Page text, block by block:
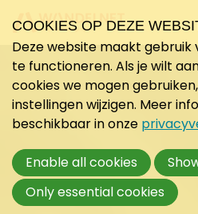
COOKIES OP DEZE
Deze website maakt gebruik
te functioneren. Als je wilt
cookies we mogen
instellingen wijzigen. Meer
beschikbaar in onze
Enable all cookies
Only essential cookies